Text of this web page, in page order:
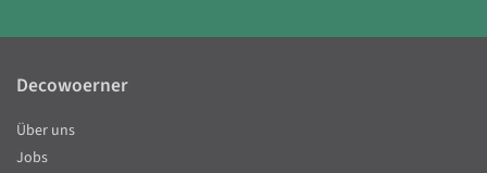
Decowoerner
Über uns
Jobs